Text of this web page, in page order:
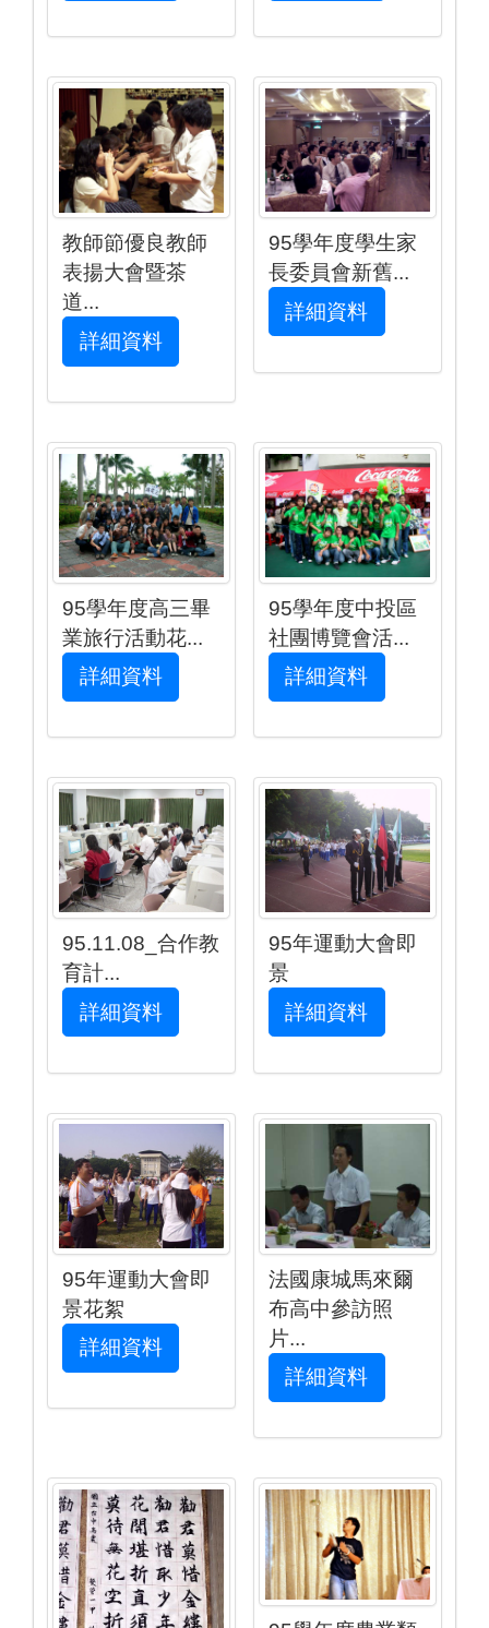
教師節優良教師
表揚大會暨茶
道...
詳細資料
95學年度學生家
長委員會新舊...
詳細資料
95學年度高三畢
業旅行活動花...
詳細資料
95學年度中投區
社團博覽會活...
詳細資料
95.11.08_合作教
育計...
詳細資料
95年運動大會即
景
詳細資料
95年運動大會即
景花絮
詳細資料
法國康城馬來爾
布高中參訪照
片...
詳細資料